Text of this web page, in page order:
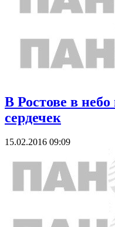
В Ростове в
сердечек
15.02.2016 09:09